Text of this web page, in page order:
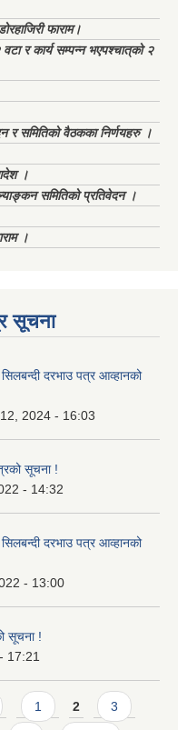
फाराम।
र कार्य सम्पन्न भएपश्चात्‌को २
समितिको वैठकका निर्णयहरु ।
।
समितिको प्रतिवेदन ।
।
सूचना
दरभाउ पत्र आव्हानको
2024 - 16:03
सूचना !
- 14:32
दरभाउ पत्र आव्हानको
- 13:00
सूचना !
17:21
1 2 3